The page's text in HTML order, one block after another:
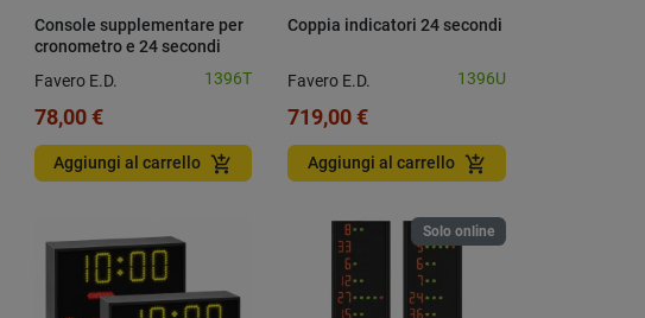
Console supplementare per
cronometro e 24 secondi
Favero E.D. 1396T
78,00 €
Aggiungi al carrello add_shopping_cart
Coppia indicatori 24 secondi
Favero E.D. 1396U
719,00 €
Aggiungi al carrello add_shopping_cart
Solo online